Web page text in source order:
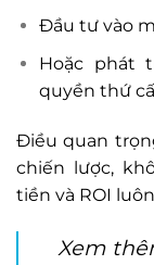
Đầu tư vào
Hoặc phát
quyền thứ
Điều quan
chiến lược,
tiền và ROI
Xem